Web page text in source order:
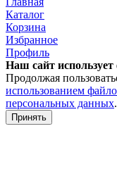
Каталог
Корзина
Избранное
Профиль
Наш сайт
Продолжая
использованием
персональных данных.
Принять